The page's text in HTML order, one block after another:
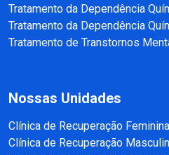
Tratamento da Dependência
Tratamento da Dependência
Tratamento de Transtornos
Nossas Unidades
Clínica de Recuperação
Clínica de Recuperação